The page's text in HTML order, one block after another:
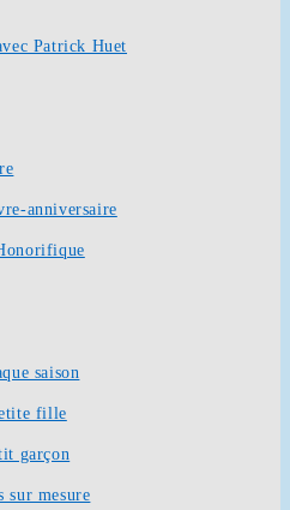
Patrick Huet
anniversaire
saison
fille
garçon
sur mesure